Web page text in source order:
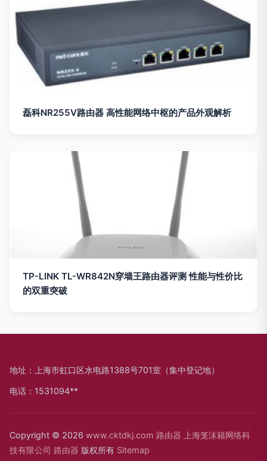
磊科NR255V路由器 高性能网络中枢的产品外观解析
TP-LINK TL-WR842N穿墙王路由器评测 性能与性价比
的双重突破
地址：上海市虹口区水电路1388号701室（集中登记地）
电话：1531094**
Copyright © 2026 www.cktdkj.com 路由器
上海笼沫籍网络科
技有限公司 路由器 版权所有 Sitemap